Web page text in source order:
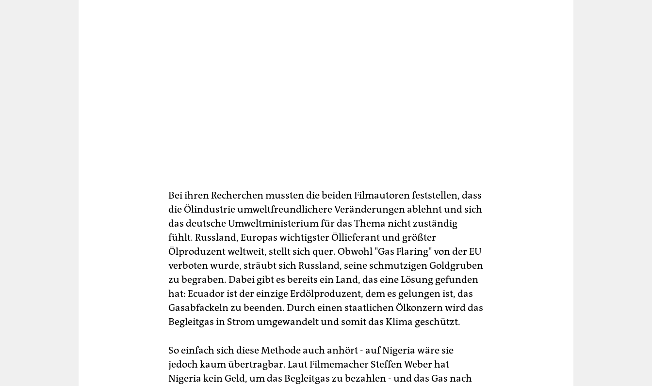
Bei ihren Recherchen mussten die beiden Filmautoren feststellen, dass
die Ölindustrie umweltfreundlichere Veränderungen ablehnt und sich
das deutsche Umweltministerium für das Thema nicht zuständig
fühlt. Russland, Europas wichtigster Öllieferant und größter
Ölproduzent weltweit, stellt sich quer. Obwohl "Gas Flaring" von der EU
verboten wurde, sträubt sich Russland, seine schmutzigen Goldgruben
zu begraben. Dabei gibt es bereits ein Land, das eine Lösung gefunden
hat: Ecuador ist der einzige Erdölproduzent, dem es gelungen ist, das
Gasabfackeln zu beenden. Durch einen staatlichen Ölkonzern wird das
Begleitgas in Strom umgewandelt und somit das Klima geschützt.
So einfach sich diese Methode auch anhört - auf Nigeria wäre sie
jedoch kaum übertragbar. Laut Filmemacher Steffen Weber hat
Nigeria kein Geld, um das Begleitgas zu bezahlen - und das Gas nach